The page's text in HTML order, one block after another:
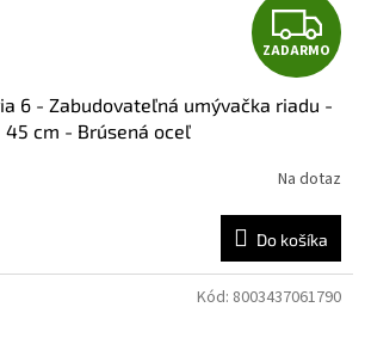
Z
A
D
A
R
M
ZADARMO
6 - Zabudovateľná umývačka riadu -
45 cm - Brúsená oceľ
Na dotaz
Do košíka
Kód: 8003437061790